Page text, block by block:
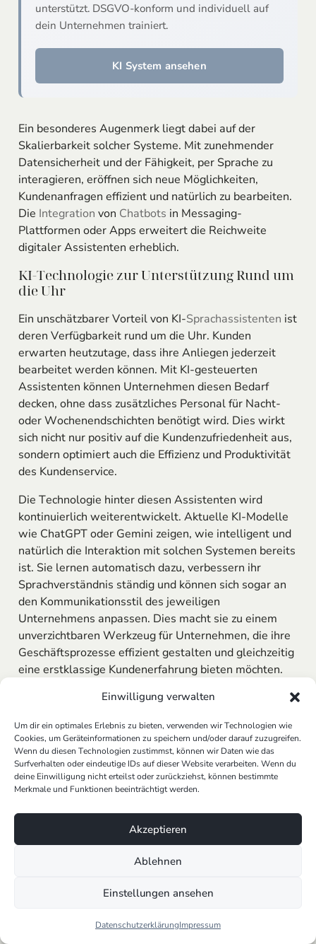
Einwilligung verwalten
Um dir ein optimales Erlebnis zu bieten, verwenden wir Technologien wie
Cookies, um Geräteinformationen zu speichern und/oder darauf zuzugreifen.
Wenn du diesen Technologien zustimmst, können wir Daten wie das
Surfverhalten oder eindeutige IDs auf dieser Website verarbeiten. Wenn du
deine Einwilligung nicht erteilst oder zurückziehst, können bestimmte
Merkmale und Funktionen beeinträchtigt werden.
Akzeptieren
Ablehnen
Einstellungen ansehen
DatenschutzerklärungImpressum
unterstützt. DSGVO-konform und individuell auf
dein Unternehmen trainiert.
KI System ansehen
Ein besonderes Augenmerk liegt dabei auf der
Skalierbarkeit solcher Systeme. Mit zunehmender
Datensicherheit und der Fähigkeit, per Sprache zu
interagieren, eröffnen sich neue Möglichkeiten,
Kundenanfragen effizient und natürlich zu bearbeiten.
Die Integration von Chatbots in Messaging-
Plattformen oder Apps erweitert die Reichweite
digitaler Assistenten erheblich.
KI-Technologie zur Unterstützung Rund um
die Uhr
Ein unschätzbarer Vorteil von KI-Sprachassistenten ist
deren Verfügbarkeit rund um die Uhr. Kunden
erwarten heutzutage, dass ihre Anliegen jederzeit
bearbeitet werden können. Mit KI-gesteuerten
Assistenten können Unternehmen diesen Bedarf
decken, ohne dass zusätzliches Personal für Nacht-
oder Wochenendschichten benötigt wird. Dies wirkt
sich nicht nur positiv auf die Kundenzufriedenheit aus,
sondern optimiert auch die Effizienz und Produktivität
des Kundenservice.
Die Technologie hinter diesen Assistenten wird
kontinuierlich weiterentwickelt. Aktuelle KI-Modelle
wie ChatGPT oder Gemini zeigen, wie intelligent und
natürlich die Interaktion mit solchen Systemen bereits
ist. Sie lernen automatisch dazu, verbessern ihr
Sprachverständnis ständig und können sich sogar an
den Kommunikationsstil des jeweiligen
Unternehmens anpassen. Dies macht sie zu einem
unverzichtbaren Werkzeug für Unternehmen, die ihre
Geschäftsprozesse effizient gestalten und gleichzeitig
eine erstklassige Kundenerfahrung bieten möchten.
Die digitale Transformation schreitet voran und KI-
Ihre Fähigkeit, interaktiv zu agieren, sich kontinuierlich
zu verbessern und auf natürlicher Sprache basierende
Dienste anzubieten, macht sie zu einem
unverzichtbaren Bestandteil moderner
und Personalisierung von Kundeninteraktionen durch
KI-gesteuerte Technologien setzen neue Maßstäbe in
Sprachassistenten
Von Siri zu ChatGPT: Die Evolution der